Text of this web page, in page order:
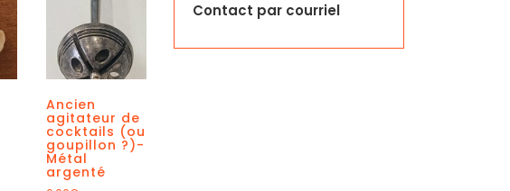
Ancien
agitateur de
cocktails (ou
goupillon ?)-
Métal
argenté
Contact par courriel